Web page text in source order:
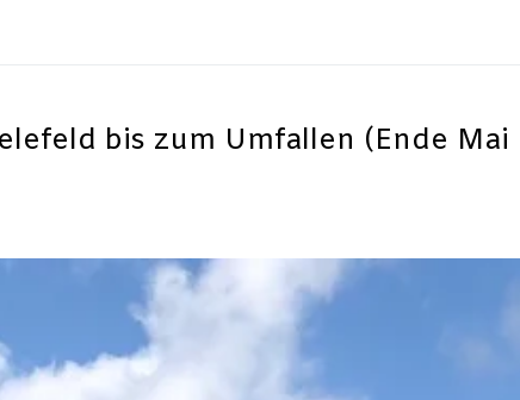
bis zum Umfallen (Ende Mai